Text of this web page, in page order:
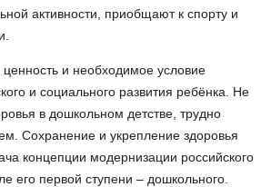
активности, приобщают к спорту и
и необходимое условие
и социального развития ребёнка. Не
в дошкольном детстве, трудно
Сохранение и укрепление здоровья
концепции модернизации российского
его первой ступени – дошкольного.